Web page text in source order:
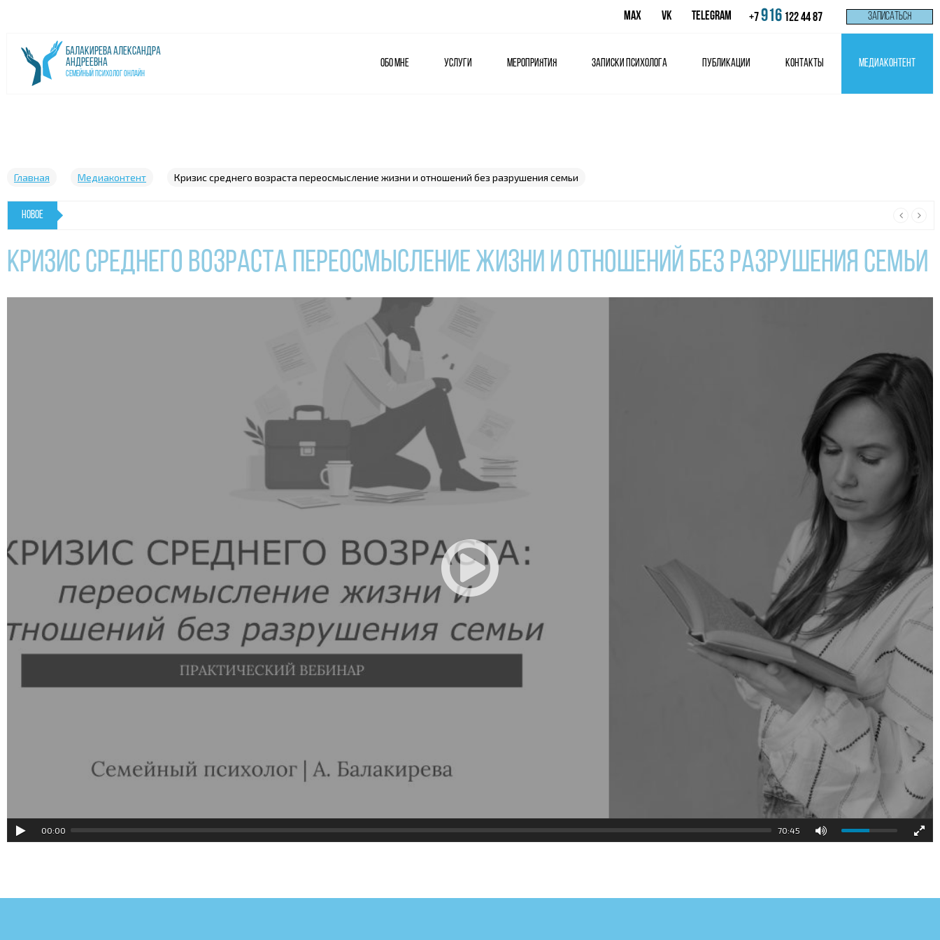
MAX VK Telegram +7916 122 44 87 ЗАПИСАТЬСЯ
Балакирева Александра
Андреевна
Семейный психолог онлайн
Обо мне Услуги Мероприятия Записки психолога Публикации Контакты Медиаконтент
Главная Медиаконтент Кризис среднего возраста переосмысление жизни и отношений без разрушения семьи
НОВОЕ «Перезагрузка жизни» – трансформационная онлайн‑группа для нового начала. Начните год с осознанных изменений! Приглашаю вас в поддерживающую
Кризис среднего возраста переосмысление жизни и отношений без разрушения семьи
00:00 70:45